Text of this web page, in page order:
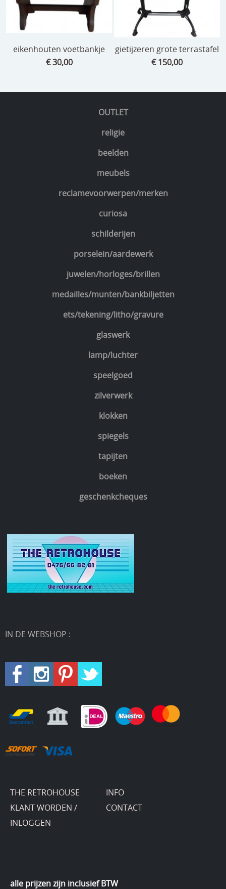
OUTLET
religie
beelden
meubels
reclamevoorwerpen/merken
curiosa
schilderijen
porselein/aardewerk
juwelen/horloges/brillen
medailles/munten/bankbiljetten
ets/tekening/litho/gravure
glaswerk
lamp/luchter
speelgoed
zilverwerk
klokken
spiegels
tapijten
boeken
geschenkcheques
IN DE WEBSHOP :
eikenhouten voetbankje
€ 30,00
gietijzeren grote terrastafel
€ 150,00
THE RETROHOUSE
INFO
KLANT WORDEN /
INLOGGEN
CONTACT
alle prijzen zijn inclusief BTW